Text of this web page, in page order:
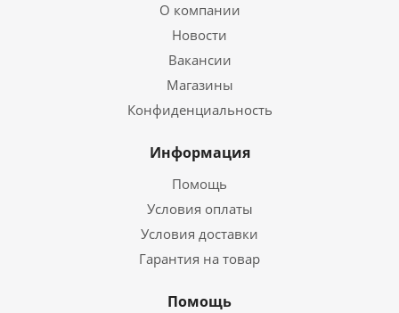
О компании
Новости
Вакансии
Магазины
Конфиденциальность
Информация
Помощь
Условия оплаты
Условия доставки
Гарантия на товар
Помощь